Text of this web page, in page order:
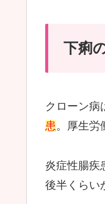
下痢
クローン病
患。厚生労
炎症性腸疾
後半くらい